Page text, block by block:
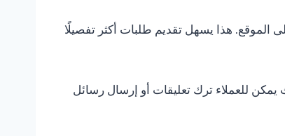
الموقع. هذا يسهل تقديم طلبات أكثر تفصيلًا
للعملاء ترك تعليقات أو إرسال رسائل